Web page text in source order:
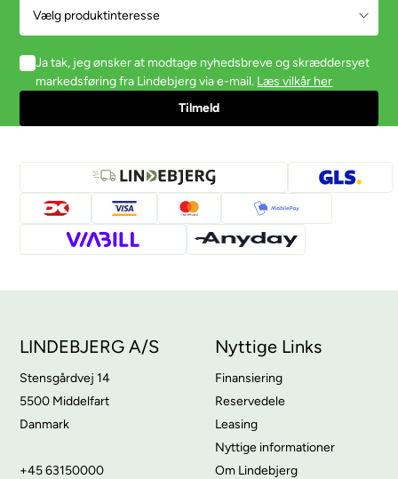
Ja tak, jeg ønsker at modtage nyhedsbreve og skræddersyet
markedsføring fra Lindebjerg via e-mail. Læs vilkår her
LINDEBJERG A/S
Stensgårdvej 14
5500 Middelfart
Danmark
+45 63150000
Nyttige Links
Finansiering
Reservedele
Leasing
Nyttige informationer
Om Lindebjerg